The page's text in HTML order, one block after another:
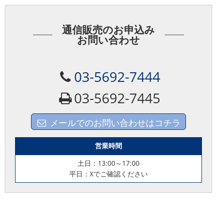
通信販売のお申込み
お問い合わせ
03-5692-7444
03-5692-7445
メールでのお問い合わせはコチラ
営業時間
土日：13:00～17:00
平日：Xでご確認ください